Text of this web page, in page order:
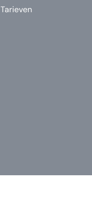
Tarieven